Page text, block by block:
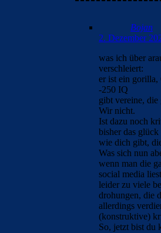
Bojan
2. Dezember
was ich über
verschleiert:
er ist ein gorilla,
-250 IQ
gibt vereine, die
Wir nicht.
Ist dazu noch
bisher das
wie dich gibt,
Was sich nun
wenn man die
social media
leider zu viele
drohungen, die
allerdings
(konstruktive)
So, jetzt bist du